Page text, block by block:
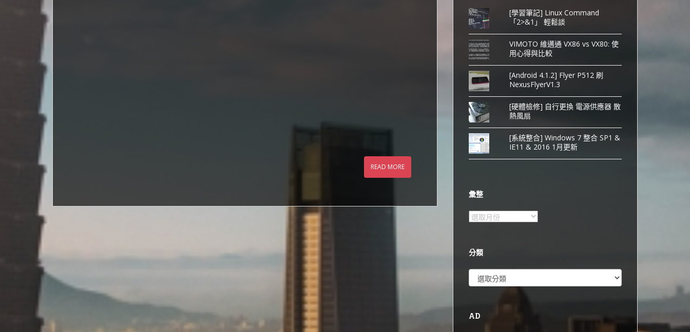
READ MORE
[學習筆記] Linux Command
「2>&1」 輕鬆談
VIMOTO 維邁通 VX86 vs VX80: 使
用心得與比較
[Android 4.1.2] Flyer P512 刷
NexusFlyerV1.3
[硬體檢修] 自行更換 電源供應器 散
熱風扇
[系統整合] Windows 7 整合 SP1 &
IE11 & 2016 1月更新
彙整
彙
分類
類
AD